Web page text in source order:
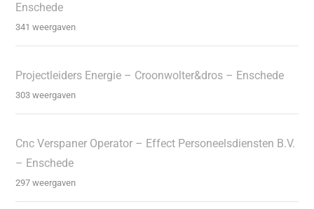
Enschede
341 weergaven
Projectleiders Energie – Croonwolter&dros – Enschede
303 weergaven
Cnc Verspaner Operator – Effect Personeelsdiensten B.V.
– Enschede
297 weergaven